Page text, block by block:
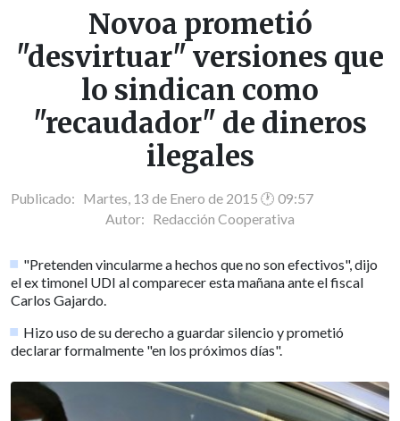
Novoa prometió
"desvirtuar" versiones que
lo sindican como
"recaudador" de dineros
ilegales
Publicado: Martes, 13 de Enero de 2015 🕐 09:57
Autor: Redacción Cooperativa
"Pretenden vincularme a hechos que no son efectivos", dijo
el ex timonel UDI al comparecer esta mañana ante el fiscal
Carlos Gajardo.
Hizo uso de su derecho a guardar silencio y prometió
declarar formalmente "en los próximos días".